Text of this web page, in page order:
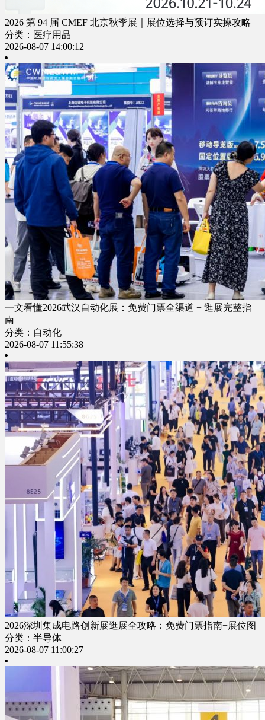
2026 第 94 届 CMEF 北京秋季展｜展位选择与预订实操攻略
分类：医疗用品
2026-08-07 14:00:12
一文看懂2026武汉自动化展：免费门票全渠道 + 逛展完整指
南
分类：自动化
2026-08-07 11:55:38
2026深圳集成电路创新展逛展全攻略：免费门票指南+展位图
分类：半导体
2026-08-07 11:00:27